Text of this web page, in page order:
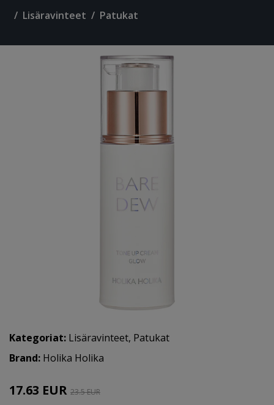
Lisäravinteet Patukat
Kategoriat: Lisäravinteet, Patukat
Brand: Holika Holika
17.63 EUR 23.5 EUR